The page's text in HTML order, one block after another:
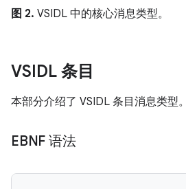
图 2. VSIDL 中的核心消息类型。
VSIDL 条目
本部分介绍了 VSIDL 条目消息类型。
EBNF 语法